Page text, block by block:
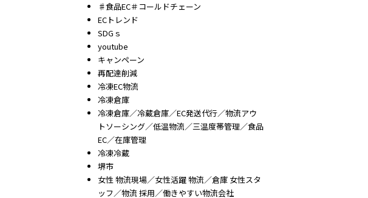
♯食品EC＃コールドチェーン
ECトレンド
SDGｓ
youtube
キャンペーン
再配達削減
冷凍EC物流
冷凍倉庫
冷凍倉庫／冷蔵倉庫／EC発送代行／物流アウ
トソーシング／低温物流／三温度帯管理／食品
EC／在庫管理
冷凍冷蔵
堺市
女性 物流現場／女性活躍 物流／倉庫 女性スタ
ッフ／物流 採用／働きやすい物流会社